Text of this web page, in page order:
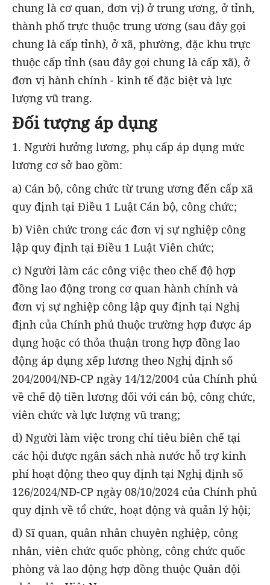
chung là cơ quan, đơn vị) ở trung ương, ở tỉnh,
thành phố trực thuộc trung ương (sau đây gọi
chung là cấp tỉnh), ở xã, phường, đặc khu trực
thuộc cấp tỉnh (sau đây gọi chung là cấp xã), ở
đơn vị hành chính - kinh tế đặc biệt và lực
lượng vũ trang.
Đối tượng áp dụng
1. Người hưởng lương, phụ cấp áp dụng mức
lương cơ sở bao gồm:
a) Cán bộ, công chức từ trung ương đến cấp xã
quy định tại Điều 1 Luật Cán bộ, công chức;
b) Viên chức trong các đơn vị sự nghiệp công
lập quy định tại Điều 1 Luật Viên chức;
c) Người làm các công việc theo chế độ hợp
đồng lao động trong cơ quan hành chính và
đơn vị sự nghiệp công lập quy định tại Nghị
định của Chính phủ thuộc trường hợp được áp
dụng hoặc có thỏa thuận trong hợp đồng lao
động áp dụng xếp lương theo Nghị định số
204/2004/NĐ-CP ngày 14/12/2004 của Chính phủ
về chế độ tiền lương đối với cán bộ, công chức,
viên chức và lực lượng vũ trang;
d) Người làm việc trong chỉ tiêu biên chế tại
các hội được ngân sách nhà nước hỗ trợ kinh
phí hoạt động theo quy định tại Nghị định số
126/2024/NĐ-CP ngày 08/10/2024 của Chính phủ
quy định về tổ chức, hoạt động và quản lý hội;
đ) Sĩ quan, quân nhân chuyên nghiệp, công
nhân, viên chức quốc phòng, công chức quốc
phòng và lao động hợp đồng thuộc Quân đội